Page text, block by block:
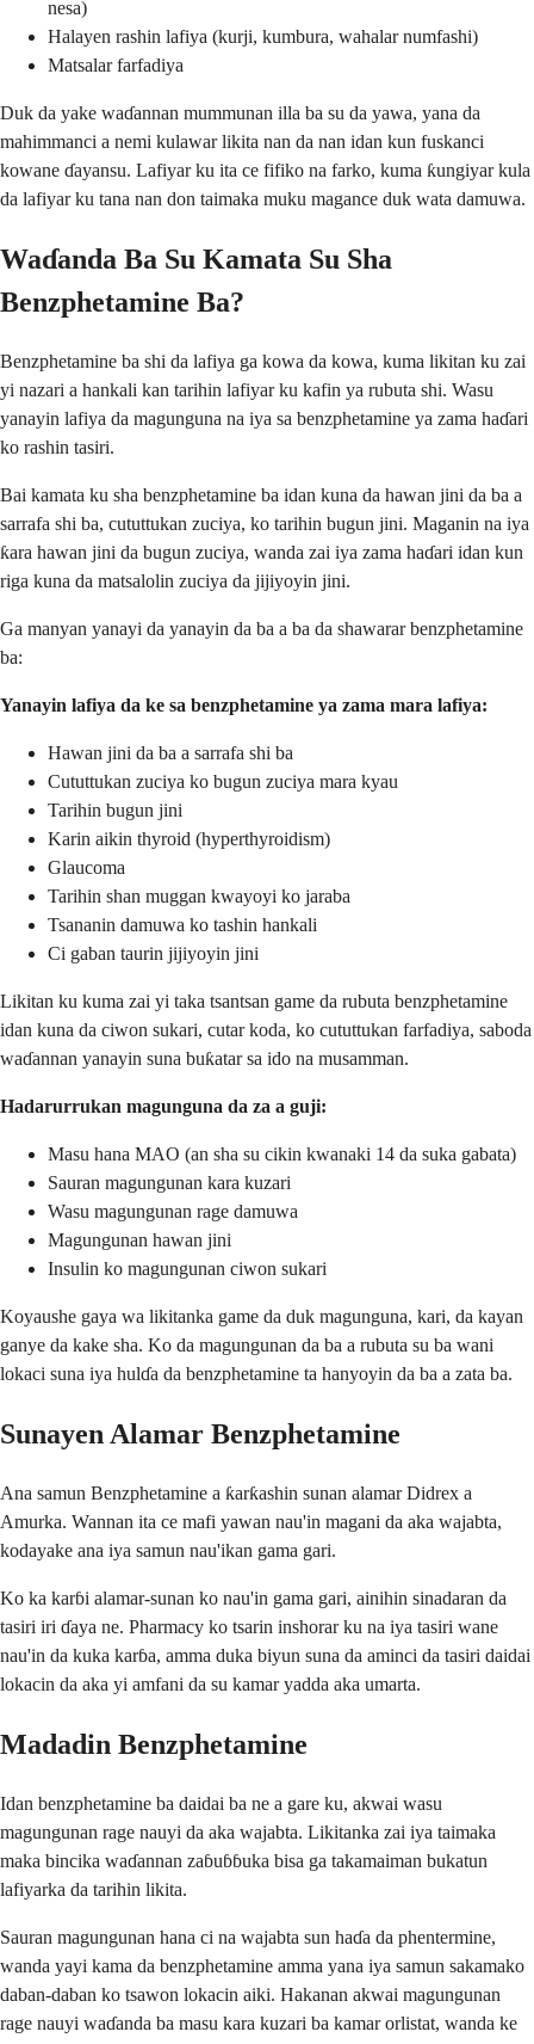
nesa)
Halayen rashin lafiya (kurji, kumbura, wahalar numfashi)
Matsalar farfadiya
Duk da yake waɗannan mummunan illa ba su da yawa, yana da
mahimmanci a nemi kulawar likita nan da nan idan kun fuskanci
kowane ɗayansu. Lafiyar ku ita ce fifiko na farko, kuma ƙungiyar kula
da lafiyar ku tana nan don taimaka muku magance duk wata damuwa.
Waɗanda Ba Su Kamata Su Sha
Benzphetamine Ba?
Benzphetamine ba shi da lafiya ga kowa da kowa, kuma likitan ku zai
yi nazari a hankali kan tarihin lafiyar ku kafin ya rubuta shi. Wasu
yanayin lafiya da magunguna na iya sa benzphetamine ya zama haɗari
ko rashin tasiri.
Bai kamata ku sha benzphetamine ba idan kuna da hawan jini da ba a
sarrafa shi ba, cututtukan zuciya, ko tarihin bugun jini. Maganin na iya
ƙara hawan jini da bugun zuciya, wanda zai iya zama haɗari idan kun
riga kuna da matsalolin zuciya da jijiyoyin jini.
Ga manyan yanayi da yanayin da ba a ba da shawarar benzphetamine
ba:
Yanayin lafiya da ke sa benzphetamine ya zama mara lafiya:
Hawan jini da ba a sarrafa shi ba
Cututtukan zuciya ko bugun zuciya mara kyau
Tarihin bugun jini
Karin aikin thyroid (hyperthyroidism)
Glaucoma
Tarihin shan muggan kwayoyi ko jaraba
Tsananin damuwa ko tashin hankali
Ci gaban taurin jijiyoyin jini
Likitan ku kuma zai yi taka tsantsan game da rubuta benzphetamine
idan kuna da ciwon sukari, cutar koda, ko cututtukan farfadiya, saboda
waɗannan yanayin suna buƙatar sa ido na musamman.
Hadarurrukan magunguna da za a guji:
Masu hana MAO (an sha su cikin kwanaki 14 da suka gabata)
Sauran magungunan kara kuzari
Wasu magungunan rage damuwa
Magungunan hawan jini
Insulin ko magungunan ciwon sukari
Koyaushe gaya wa likitanka game da duk magunguna, kari, da kayan
ganye da kake sha. Ko da magungunan da ba a rubuta su ba wani
lokaci suna iya hulɗa da benzphetamine ta hanyoyin da ba a zata ba.
Sunayen Alamar Benzphetamine
Ana samun Benzphetamine a ƙarƙashin sunan alamar Didrex a
Amurka. Wannan ita ce mafi yawan nau'in magani da aka wajabta,
kodayake ana iya samun nau'ikan gama gari.
Ko ka karɓi alamar-sunan ko nau'in gama gari, ainihin sinadaran da
tasiri iri ɗaya ne. Pharmacy ko tsarin inshorar ku na iya tasiri wane
nau'in da kuka karɓa, amma duka biyun suna da aminci da tasiri daidai
lokacin da aka yi amfani da su kamar yadda aka umarta.
Madadin Benzphetamine
Idan benzphetamine ba daidai ba ne a gare ku, akwai wasu
magungunan rage nauyi da aka wajabta. Likitanka zai iya taimaka
maka bincika waɗannan zaɓuɓɓuka bisa ga takamaiman bukatun
lafiyarka da tarihin likita.
Sauran magungunan hana ci na wajabta sun haɗa da phentermine,
wanda yayi kama da benzphetamine amma yana iya samun sakamako
daban-daban ko tsawon lokacin aiki. Hakanan akwai magungunan
rage nauyi waɗanda ba masu kara kuzari ba kamar orlistat, wanda ke